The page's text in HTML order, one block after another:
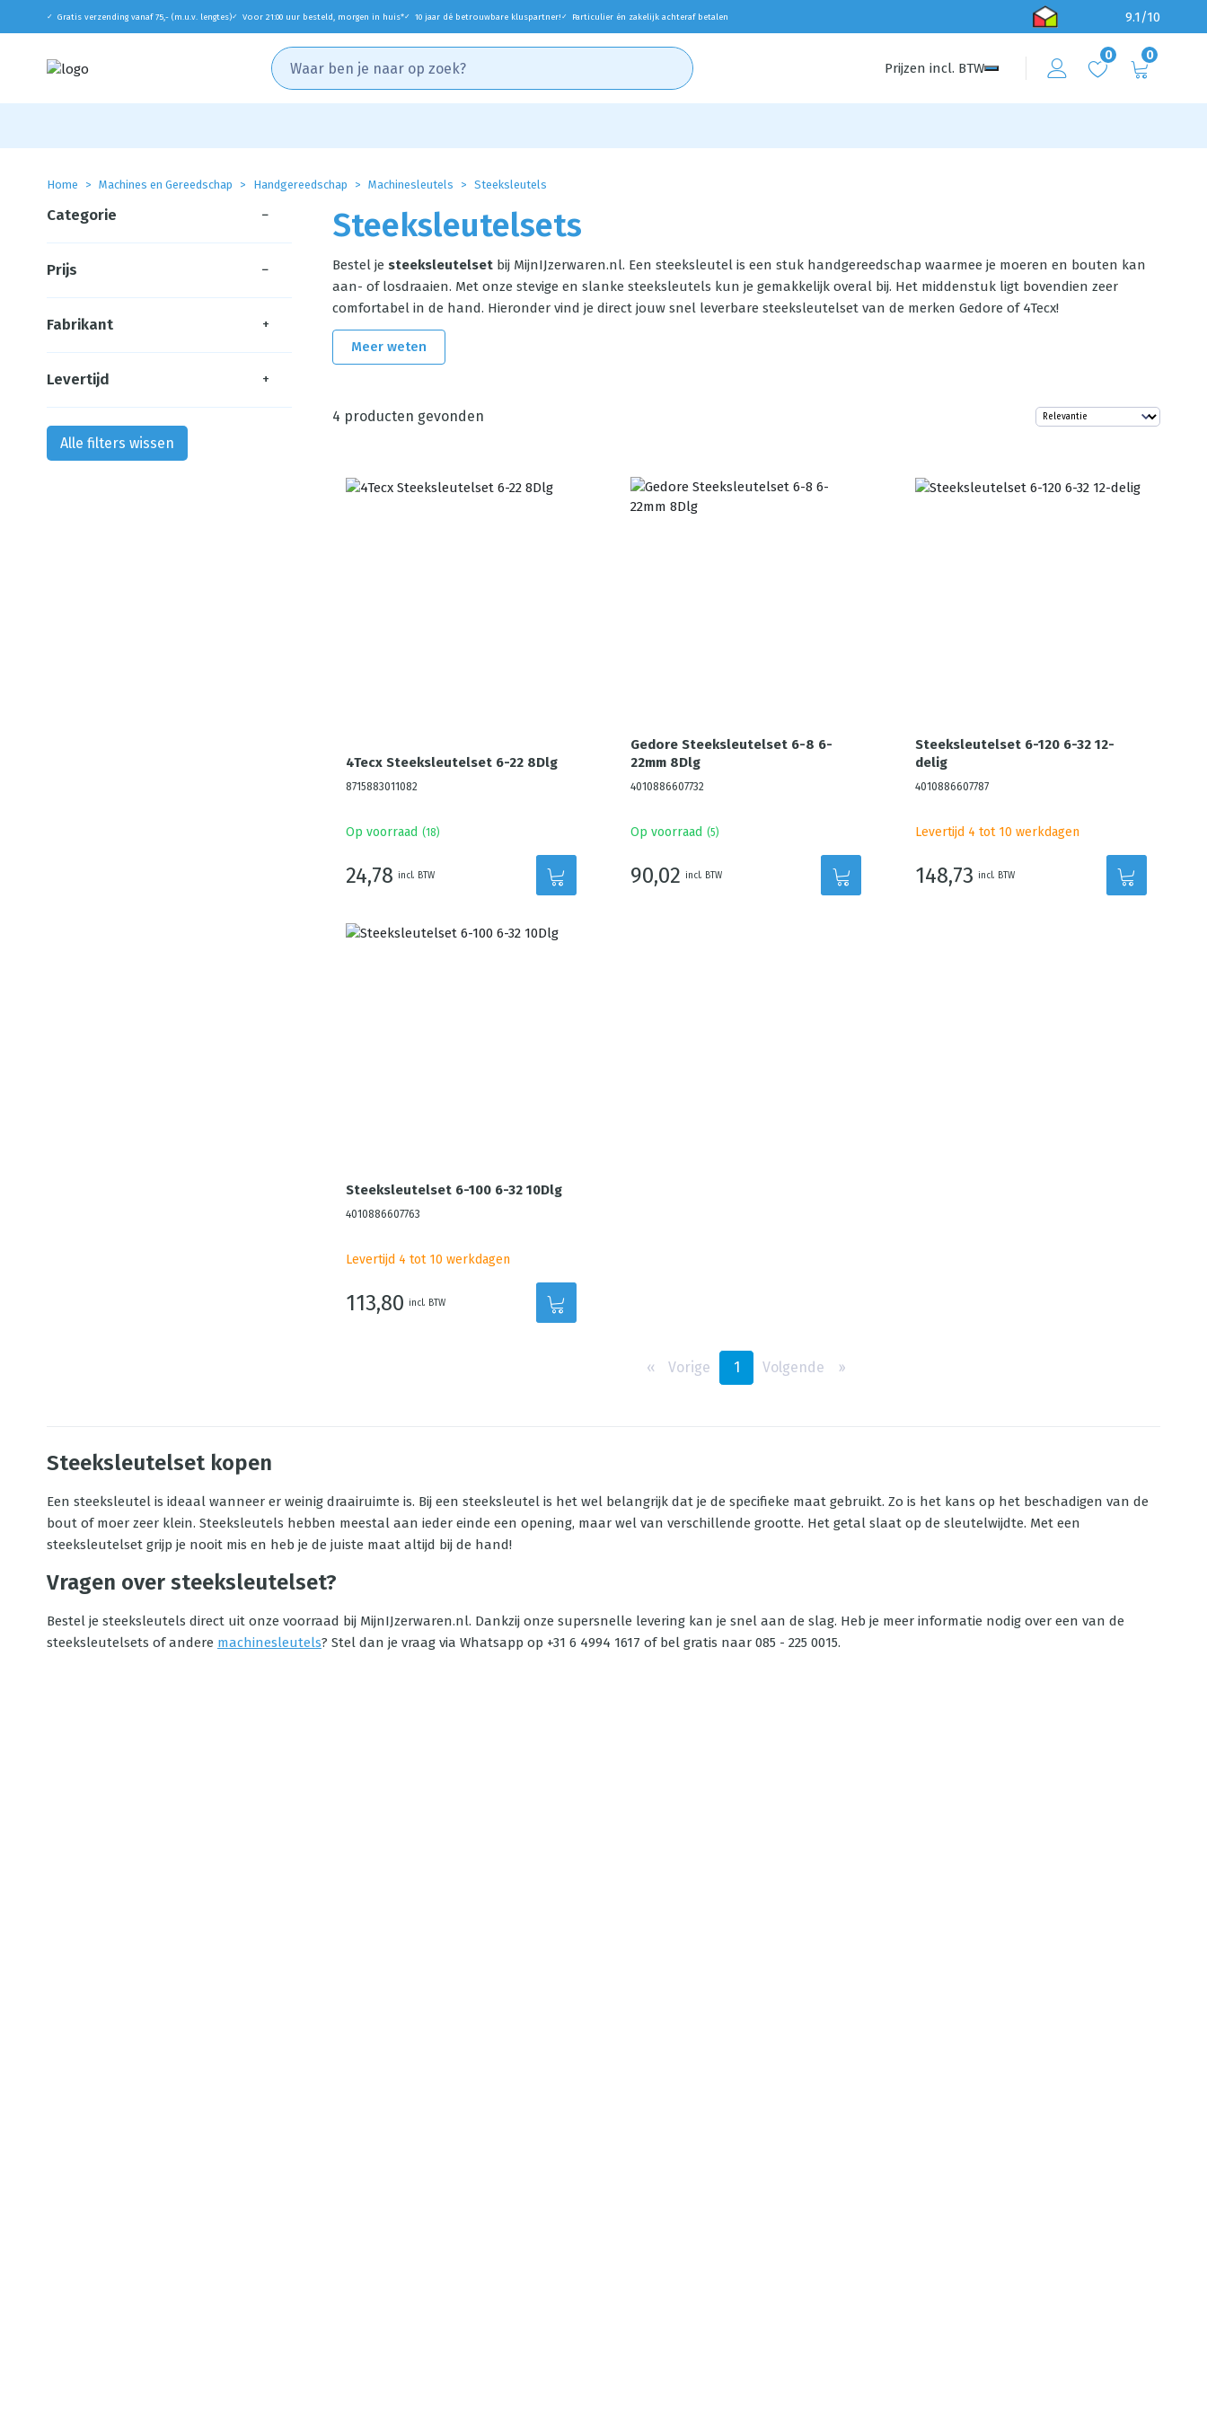
✓ Gratis verzending vanaf 75,- (m.u.v. lengtes)✓ Voor 21:00 uur besteld, morgen in huis*✓ 10 jaar dé betrouwbare kluspartner! ✓ Particulier én zakelijk achteraf betalen 9.1/10
Prijzen incl. BTW
0 0
Home Machines en Gereedschap Handgereedschap Machinesleutels Steeksleutels
Steeksleutelsets
Bestel je steeksleutelset bij MijnIJzerwaren.nl. Een steeksleutel is een stuk handgereedschap waarmee je moeren en bouten kan
aan- of losdraaien. Met onze stevige en slanke steeksleutels kun je gemakkelijk overal bij. Het middenstuk ligt bovendien zeer
comfortabel in de hand. Hieronder vind je direct jouw snel leverbare steeksleutelset van de merken Gedore of 4Tecx!
Meer weten
4 producten gevonden
4Tecx Steeksleutelset 6-22 8Dlg
8715883011082
Op voorraad (18)
24,78 incl. BTW
Gedore Steeksleutelset 6-8 6-
22mm 8Dlg
4010886607732
Op voorraad (5)
90,02 incl. BTW
Steeksleutelset 6-120 6-32 12-
delig
4010886607787
Levertijd 4 tot 10 werkdagen
148,73 incl. BTW
Steeksleutelset 6-100 6-32 10Dlg
4010886607763
Levertijd 4 tot 10 werkdagen
113,80 incl. BTW
‹‹ Vorige 1 Volgende ››
Categorie −
Prijs −
Fabrikant +
Levertijd +
Alle filters wissen
Steeksleutelset kopen
Een steeksleutel is ideaal wanneer er weinig draairuimte is. Bij een steeksleutel is het wel belangrijk dat je de specifieke maat gebruikt. Zo is het kans op het beschadigen van de
bout of moer zeer klein. Steeksleutels hebben meestal aan ieder einde een opening, maar wel van verschillende grootte. Het getal slaat op de sleutelwijdte. Met een
steeksleutelset grijp je nooit mis en heb je de juiste maat altijd bij de hand!
Vragen over steeksleutelset?
Bestel je steeksleutels direct uit onze voorraad bij MijnIJzerwaren.nl. Dankzij onze supersnelle levering kan je snel aan de slag. Heb je meer informatie nodig over een van de
steeksleutelsets of andere machinesleutels? Stel dan je vraag via Whatsapp op +31 6 4994 1617 of bel gratis naar 085 - 225 0015.